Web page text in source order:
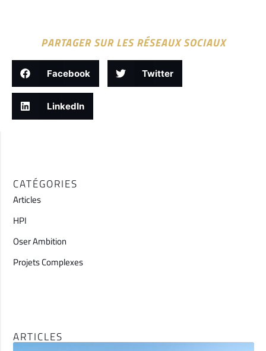
PARTAGER SUR LES RÉSEAUX SOCIAUX
Facebook Twitter
LinkedIn
CATÉGORIES
Articles
HPI
Oser Ambition
Projets Complexes
ARTICLES